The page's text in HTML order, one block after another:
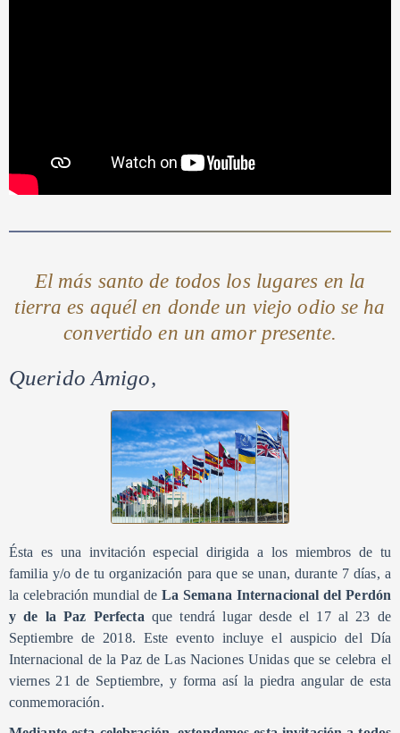
El más santo de todos los lugares en la
tierra es aquél en donde un viejo odio se ha
convertido en un amor presente.
Querido Amigo,
Ésta es una invitación especial dirigida a los miembros de tu
familia y/o de tu organización para que se unan, durante 7 días, a
la celebración mundial deLa Semana Internacional del Perdón
y de la Paz Perfecta que tendrá lugar desde el 17 al 23 de
Septiembre de 2018. Este evento incluye el auspicio del Día
Internacional de la Paz de Las Naciones Unidas que se celebra el
viernes21 de Septiembre, y forma así la piedra angular de esta
conmemoración.